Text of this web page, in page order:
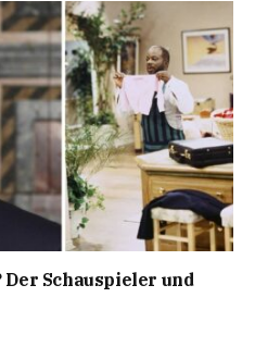
Schauspieler und